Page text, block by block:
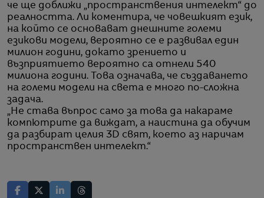
че ще доближи „пространствения интелект“ до
реалността. Ли коментира, че човешкият език,
на който се основават днешните големи
езикови модели, вероятно се е развивал един
милион години, докато зрението и
възприятието вероятно са отнели 540
милиона години. Това означава, че създаването
на големи модели на света е много по-сложна
задача.
„Не става въпрос само за това да накараме
компютрите да виждат, а наистина да обучим
да разбират целия 3D свят, което аз наричам
пространствен интелект.“